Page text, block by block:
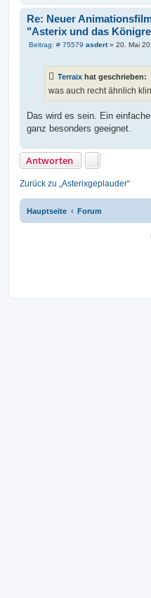
Re: Neuer
"Asterix und das
Beitrag: # 75579 B
r
g
asdert» 20. Mai
Terraix hat geschrieben:
was auch recht ähnlich
Das wird es sein. Ein
ganz besonders geeignet.
Antworten
Zurück zu „Asterixgeplauder“
Hauptseite Forum